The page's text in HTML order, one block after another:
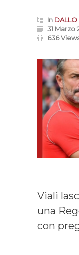
In DALLO
31 Marzo
636
Viali
una
con